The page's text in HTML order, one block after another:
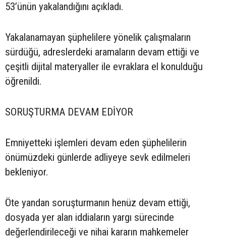
53’ünün yakalandığını açıkladı.
Yakalanamayan şüphelilere yönelik çalışmaların
sürdüğü, adreslerdeki aramaların devam ettiği ve
çeşitli dijital materyaller ile evraklara el konulduğu
öğrenildi.
SORUŞTURMA DEVAM EDİYOR
Emniyetteki işlemleri devam eden şüphelilerin
önümüzdeki günlerde adliyeye sevk edilmeleri
bekleniyor.
Öte yandan soruşturmanın henüz devam ettiği,
dosyada yer alan iddiaların yargı sürecinde
değerlendirileceği ve nihai kararın mahkemeler